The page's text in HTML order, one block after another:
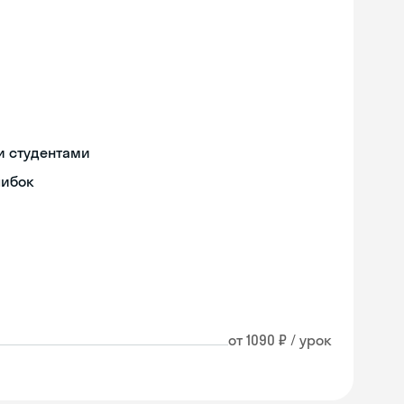
студентами
от 1090 ₽ / урок